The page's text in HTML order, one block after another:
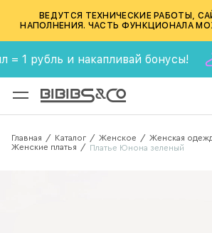
ВЕДУТСЯ ТЕХНИЧЕСКИЕ РАБОТЫ,
НАПОЛНЕНИЯ. ЧАСТЬ ФУНКЦИОНАЛА
рубль и накапливай бонусы!
Главная / Каталог / Женское / Женская
Женские платья / Платье Юнона зеленый